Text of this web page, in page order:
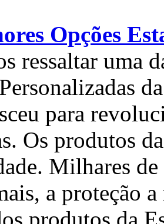
Opções
ressaltar uma
para
Os produtos
Milhares
a proteção
produtos da